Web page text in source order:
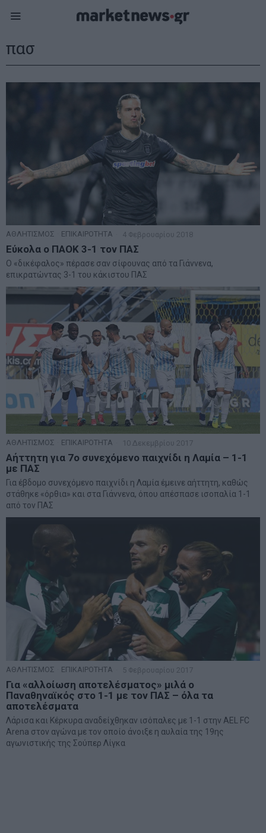
πασ
ΑΘΛΗΤΙΣΜΟΣ ΕΠΙΚΑΙΡΟΤΗΤΑ 4 Φεβρουαρίου 2018
Εύκολα ο ΠΑΟΚ 3-1 τον ΠΑΣ
Ο «δικέφαλος» πέρασε σαν σίφουνας από τα Γιάννενα,
επικρατώντας 3-1 του κάκιστου ΠΑΣ
ΑΘΛΗΤΙΣΜΟΣ ΕΠΙΚΑΙΡΟΤΗΤΑ 10 Δεκεμβρίου 2017
Αήττητη για 7ο συνεχόμενο παιχνίδι η Λαμία – 1-1
με ΠΑΣ
Για έβδομο συνεχόμενο παιχνίδι η Λαμία έμεινε αήττητη, καθώς
στάθηκε «όρθια» και στα Γιάννενα, όπου απέσπασε ισοπαλία 1-1
από τον ΠΑΣ
ΑΘΛΗΤΙΣΜΟΣ ΕΠΙΚΑΙΡΟΤΗΤΑ 5 Φεβρουαρίου 2017
Για «αλλοίωση αποτελέσματος» μιλά ο
Παναθηναϊκός στο 1-1 με τον ΠΑΣ – όλα τα
αποτελέσματα
Λάρισα και Κέρκυρα αναδείχθηκαν ισόπαλες με 1-1 στην AEL FC
Arena στον αγώνα με τον οποίο άνοιξε η αυλαία της 19ης
αγωνιστικής της Σούπερ Λίγκα